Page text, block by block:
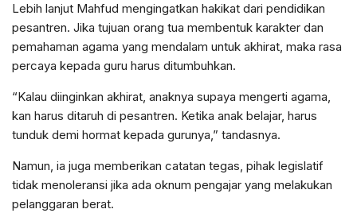
Lebih lanjut Mahfud mengingatkan hakikat dari pendidikan
pesantren. Jika tujuan orang tua membentuk karakter dan
pemahaman agama yang mendalam untuk akhirat, maka rasa
percaya kepada guru harus ditumbuhkan.
“Kalau diinginkan akhirat, anaknya supaya mengerti agama,
kan harus ditaruh di pesantren. Ketika anak belajar, harus
tunduk demi hormat kepada gurunya,” tandasnya.
Namun, ia juga memberikan catatan tegas, pihak legislatif
tidak menoleransi jika ada oknum pengajar yang melakukan
pelanggaran berat.